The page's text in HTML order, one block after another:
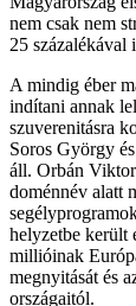
nem csak nem
25 százalékával
A mindig éber
indítani annak
szuverenitásra
Soros György
áll. Orbán
doménnév alatt
helyzetbe került
millióinak
megnyitását és
országaitól.